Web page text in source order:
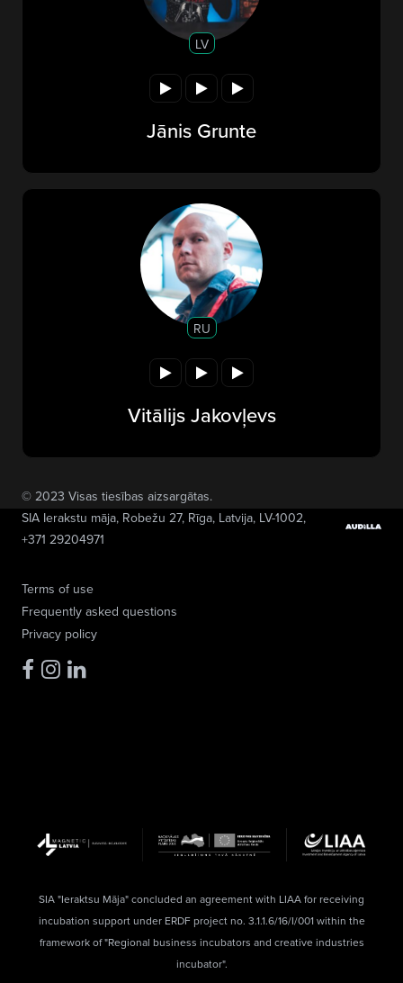
LV
Jānis Grunte
RU
Vitālijs Jakovļevs
Terms of use
Frequently asked questions
Privacy policy
© 2023 Visas tiesības aizsargātas.
SIA Ierakstu māja, Robežu 27, Rīga, Latvija, LV-1002,
+371 29204971
SIA "Ieraktsu Māja" concluded an agreement with LIAA for receiving
incubation support under ERDF project no. 3.1.1.6/16/I/001 within the
framework of "Regional business incubators and creative industries
incubator".